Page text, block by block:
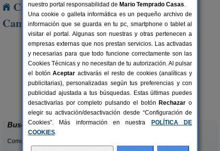
Casas Rurales cerca de Escacena del
Campo
6+2 pers.
desde40 €
Apartamentos Rurales Finca La
Media Legua
Aracena (Huelva)
Buscar
Comunidades:
nuestro portal responsabilidad de Mario Temprado Casas.
Una cookie o galleta informática es un pequeño archivo de
información que se guarda en tu pc, smartphone o tablet al
visitar el portal. Algunas son nuestras y otras pertenecen a
empresas externas que nos prestan servicios. Las activadas
y necesarias para que todo funcione correctamente son las
Cookies Técnicas y no necesitan de tu autorización. Al pulsar
el botónAceptar activarás el resto de cookies (analíticas y
publicitarias), personalizadas según tus preferencias y con
publicidad ajustada a tus búsquedas. Estas últimas puedes
desactivarlas por completo pulsando el botón Rechazar o
elegir su activación/desactivación desde “Configuración de
Cookies”. Más información en nuestra
POLÍTICA DE
COOKIES.